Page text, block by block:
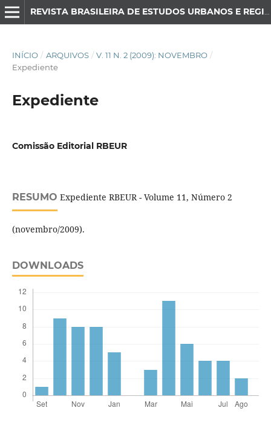
INÍCIO / ARQUIVOS / V. 11 N. 2 (2009): NOVEMBRO /
Expediente
Expediente
Comissão Editorial RBEUR
RESUMO Expediente RBEUR - Volume 11, Número 2
(novembro/2009).
DOWNLOADS